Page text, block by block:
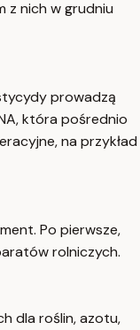
z nich w grudniu
prowadzą
która pośrednio
na przykład
Po pierwsze,
rolniczych.
dla roślin, azotu,